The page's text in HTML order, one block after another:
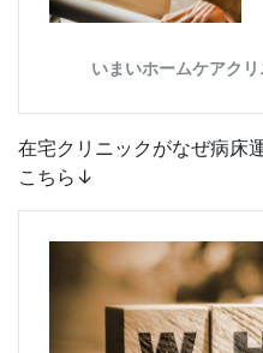
在宅クリニックがなぜ病床
こちら↓